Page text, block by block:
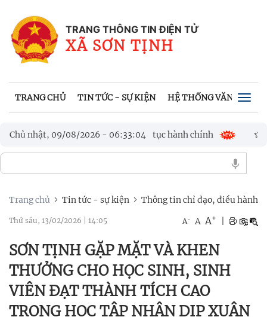
TRANG THÔNG TIN ĐIỆN TỬ
XÃ SƠN TỊNH
TRANG CHỦ TIN TỨC - SỰ KIỆN HỆ THỐNG VĂN BẢN
Chủ nhật, 09/08/2026 - 06:33:07
quyết thủ tục hành chính
TRUNG TÂM CHÍNH
THỨ I NĂM 2026
Trang chủ Tin tức - sự kiện Thông tin chỉ đạo, điều hành
Thứ sáu, 13/02/2026 14:05 A- A A+
SƠN TỊNH GẶP MẶT VÀ KHEN
THƯỞNG CHO HỌC SINH, SINH
VIÊN ĐẠT THÀNH TÍCH CAO
TRONG HỌC TẬP NHÂN DỊP XUÂN